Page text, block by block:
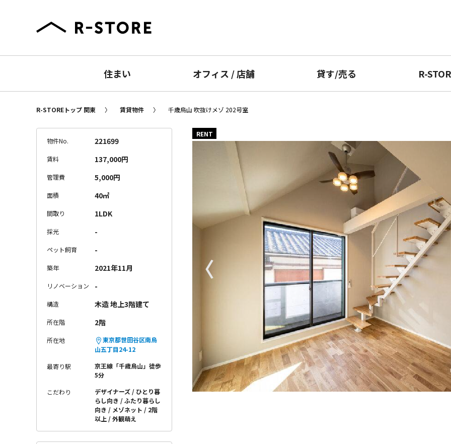
住まい オフィス /店舗 貸す/売る R-
R-STOREトップ 関東 賃貸物件 千歳烏山 吹抜けメゾ 202号室
〈
RENT
物件No. 221699
賃料 137,000円
管理費 5,000円
面積 40㎡
間取り 1LDK
採光 -
ペット飼育 -
築年 2021年11月
リノベーション -
構造 木造 地上3階建て
所在階 2階
所在地
東京都世田谷区南烏
山五丁目24-12
最寄り駅
京王線「千歳烏山」徒歩
5分
こだわり デザイナーズ
ひとり暮
らし向き
ふたり暮らし
向き
メゾネット
2階
以上
外観萌え